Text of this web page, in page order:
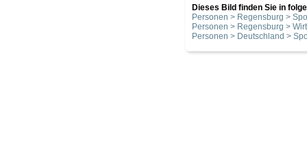
Dieses Bild finden Sie in
Personen > Regensburg >
Personen > Regensburg >
Personen > Deutschland >